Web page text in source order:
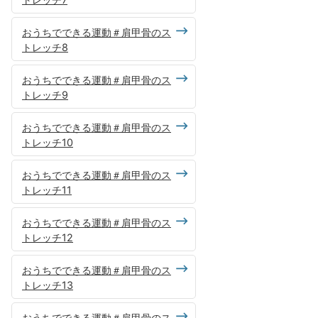
おうちでできる運動＃肩甲骨のス
トレッチ8
おうちでできる運動＃肩甲骨のス
トレッチ9
おうちでできる運動＃肩甲骨のス
トレッチ10
おうちでできる運動＃肩甲骨のス
トレッチ11
おうちでできる運動＃肩甲骨のス
トレッチ12
おうちでできる運動＃肩甲骨のス
トレッチ13